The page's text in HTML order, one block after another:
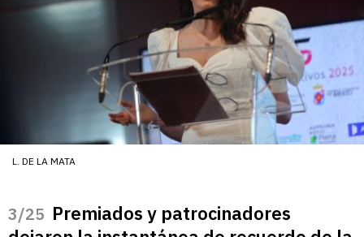
L. DE LA MATA
/25 Premiados y patrocinadores